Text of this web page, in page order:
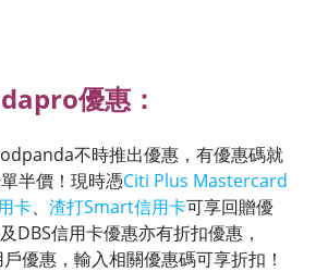
優惠：
不時推出優惠，有優惠碼就
半價！現時憑Citi Plus Mastercard
卡、 渣打Smart信用卡可享回贈優
DBS信用卡優惠亦有折扣優惠，
優惠，輸入相關優惠碼可享折扣！